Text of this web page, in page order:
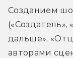
Созданием
дальше»,
авторами